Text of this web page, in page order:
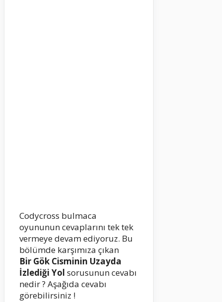
Codycross bulmaca
oyununun cevaplarını tek tek
vermeye devam ediyoruz. Bu
bölümde karşımıza çıkan
Bir Gök Cisminin Uzayda
İzlediği Yol sorusunun cevabı
nedir ? Aşağıda cevabı
görebilirsiniz !